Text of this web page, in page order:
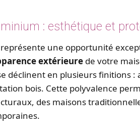
: esthétique et
représente une opportunité
extérieure de votre
déclinent en plusieurs finitions :
bois. Cette polyvalence
des maisons